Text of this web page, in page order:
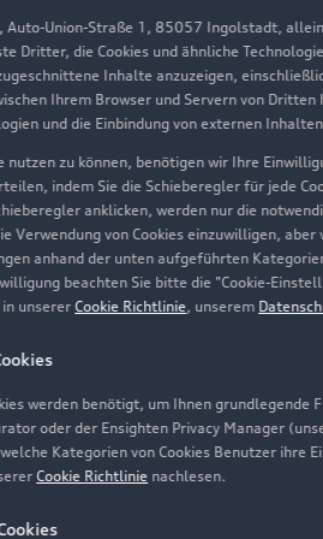
Auto-Union-Straße 1, 85057 Ingolstadt,
Dritter, die Cookies und ähnliche
Inhalte anzuzeigen,
Ihrem Browser und Servern von
und die Einbindung von externen
nutzen zu können, benötigen wir Ihre
indem Sie die Schieberegler für jede
anklicken, werden nur die
Verwendung von Cookies einzuwilligen,
anhand der unten aufgeführten
beachten Sie bitte die "Cookie-
in unsererCookie Richtlinie, unserem
werden benötigt, um Ihnen
oder der Ensighten Privacy Manager
Kategorien von Cookies Benutzer
Cookie Richtlinie nachlesen.